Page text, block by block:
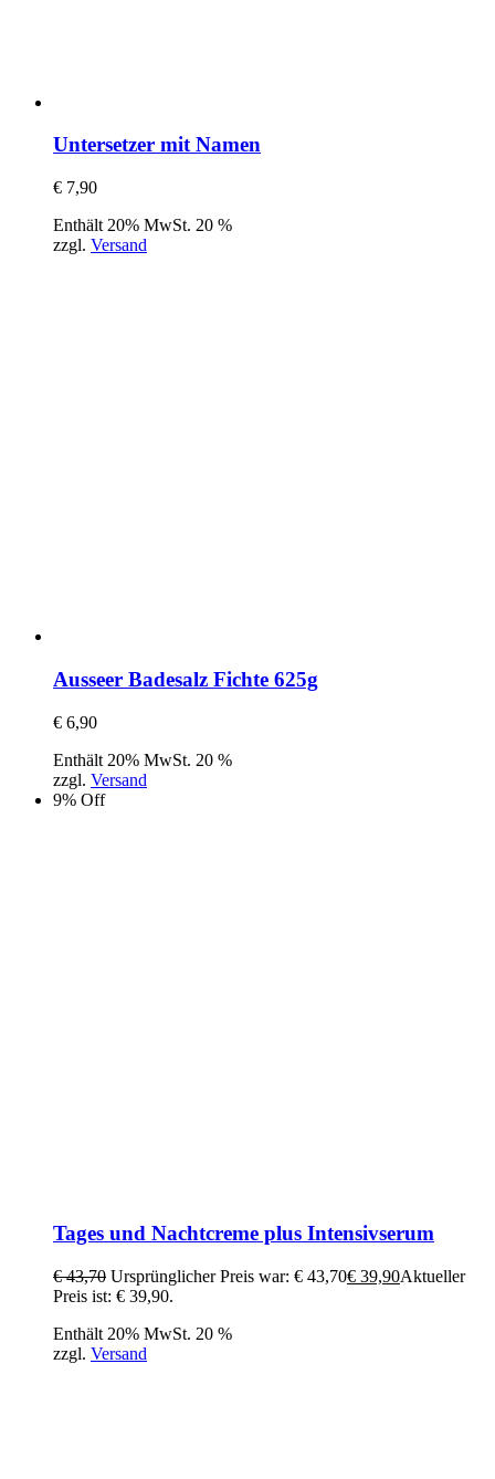
Untersetzer mit Namen
€ 7,90
Enthält 20% MwSt. 20 %
zzgl. Versand
Ausseer Badesalz Fichte 625g
€ 6,90
Enthält 20% MwSt. 20 %
zzgl. Versand
9% Off
Tages und Nachtcreme plus Intensivserum
€43,70 Ursprünglicher Preis war: € 43,70€ 39,90Aktueller
Preis ist: € 39,90.
Enthält 20% MwSt. 20 %
zzgl. Versand